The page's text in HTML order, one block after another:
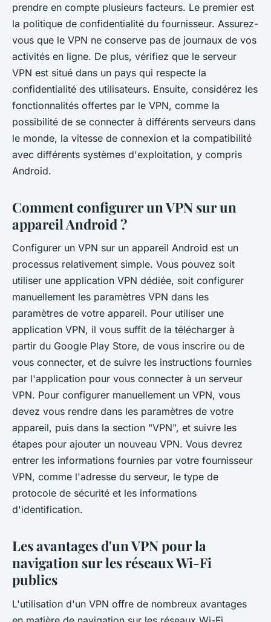
prendre en compte plusieurs facteurs. Le premier est
la politique de confidentialité du fournisseur. Assurez-
vous que le VPN ne conserve pas de journaux de vos
activités en ligne. De plus, vérifiez que le serveur
VPN est situé dans un pays qui respecte la
confidentialité des utilisateurs. Ensuite, considérez les
fonctionnalités offertes par le VPN, comme la
possibilité de se connecter à différents serveurs dans
le monde, la vitesse de connexion et la compatibilité
avec différents systèmes d'exploitation, y compris
Android.
Comment configurer un VPN sur un
appareil Android ?
Configurer un VPN sur un appareil Android est un
processus relativement simple. Vous pouvez soit
utiliser une application VPN dédiée, soit configurer
manuellement les paramètres VPN dans les
paramètres de votre appareil. Pour utiliser une
application VPN, il vous suffit de la télécharger à
partir du Google Play Store, de vous inscrire ou de
vous connecter, et de suivre les instructions fournies
par l'application pour vous connecter à un serveur
VPN. Pour configurer manuellement un VPN, vous
devez vous rendre dans les paramètres de votre
appareil, puis dans la section "VPN", et suivre les
étapes pour ajouter un nouveau VPN. Vous devrez
entrer les informations fournies par votre fournisseur
VPN, comme l'adresse du serveur, le type de
protocole de sécurité et les informations
d'identification.
Les avantages d'un VPN pour la
navigation sur les réseaux Wi-Fi
publics
L'utilisation d'un VPN offre de nombreux avantages